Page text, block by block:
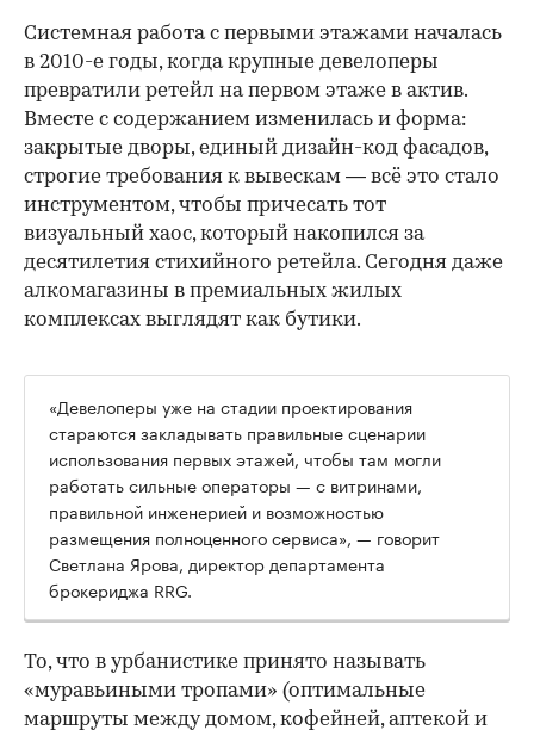
Системная работа с первыми этажами началась
в 2010-е годы, когда крупные девелоперы
превратили ретейл на первом этаже в актив.
Вместе с содержанием изменилась и форма:
закрытые дворы, единый дизайн-код фасадов,
строгие требования к вывескам — всё это стало
инструментом, чтобы причесать тот
визуальный хаос, который накопился за
десятилетия стихийного ретейла. Сегодня даже
алкомагазины в премиальных жилых
комплексах выглядят как бутики.
00:00
«Девелоперы уже на стадии проектирования
стараются закладывать правильные сценарии
использования первых этажей, чтобы там могли
работать сильные операторы — с витринами,
правильной инженерией и возможностью
размещения полноценного сервиса», — говорит
Светлана Ярова, директор департамента
брокериджа RRG.
То, что в урбанистике принято называть
«муравьиными тропами» (оптимальные
маршруты между домом, кофейней, аптекой и